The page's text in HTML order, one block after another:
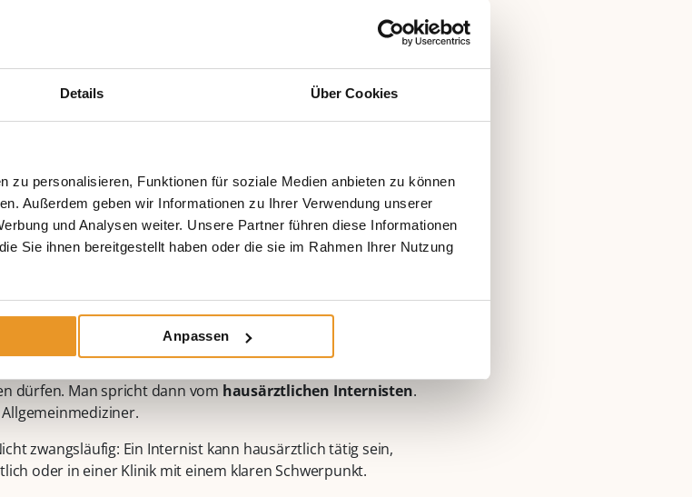
Details Über Cookies
zu personalisieren, Funktionen für soziale Medien anbieten zu können
Außerdem geben wir Informationen zu Ihrer Verwendung unserer
und Analysen weiter. Unsere Partner führen diese Informationen
Sie ihnen bereitgestellt haben oder die sie im Rahmen Ihrer Nutzung
Anpassen
liegt der Fokus auf der vertieften internistischen Abklärung –
vergeben wird. Ein Internist ist also ein Arzt für Innere
im Inneren des Körpersspezialisiert hat.
dürfen. Man spricht dann vom hausärztlichen Internisten.
zwangsläufig: Ein Internist kann hausärztlich tätig sein,
oder in einer Klinik mit einem klaren Schwerpunkt.